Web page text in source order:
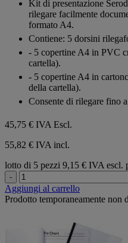
Kit di presentazione
rilegare facilmente
formato A4.
Contiene: 5 dorsini
- 5 copertine A4 in PVC
cartella).
- 5 copertine A4 in
della cartella).
Consente di rilegare fino
45,75 € IVA Escl.
55,82 € IVA incl.
lotto di 5 pezzi 9,15 € IVA escl.
-
Aggiungi al carrello
Prodotto temporaneamente non